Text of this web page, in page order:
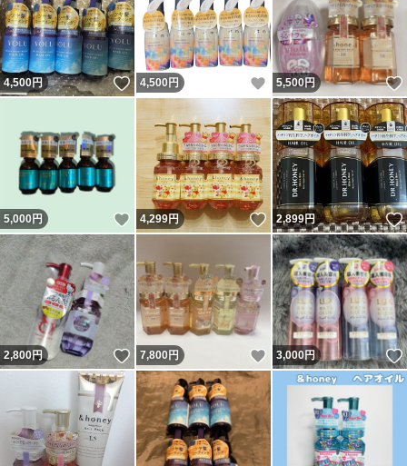
4,500円 いいね！
4,500 円 いいね！
5,500円
5,000円 いいね！
4,299円 いいね！
2,899円
2,800円 いいね！
7,800円 いいね！
3,000円